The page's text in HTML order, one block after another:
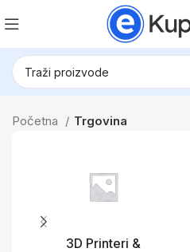
Početna Trgovina
3D Printeri &